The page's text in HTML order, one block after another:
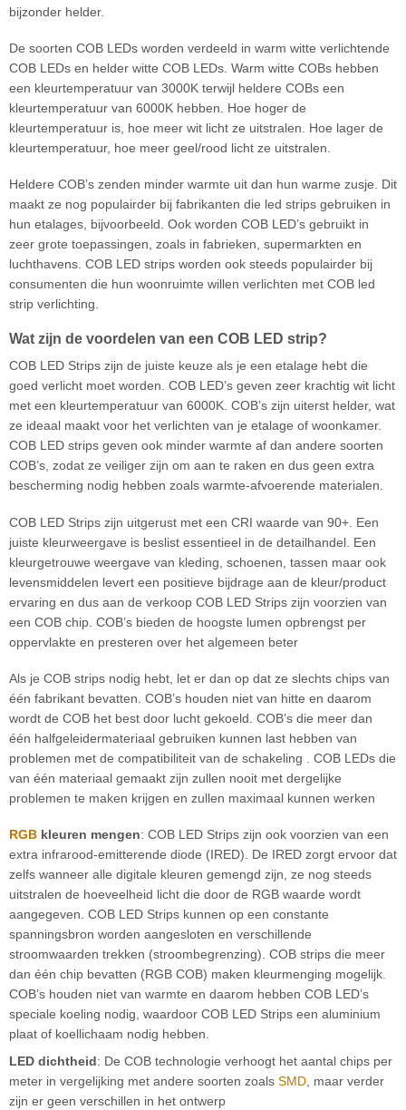
bijzonder helder.
De soorten COB LEDs worden verdeeld in warm witte verlichtende
COB LEDs en helder witte COB LEDs. Warm witte COBs hebben
een kleurtemperatuur van 3000K terwijl heldere COBs een
kleurtemperatuur van 6000K hebben. Hoe hoger de
kleurtemperatuur is, hoe meer wit licht ze uitstralen. Hoe lager de
kleurtemperatuur, hoe meer geel/rood licht ze uitstralen.
Heldere COB’s zenden minder warmte uit dan hun warme zusje. Dit
maakt ze nog populairder bij fabrikanten die led strips gebruiken in
hun etalages, bijvoorbeeld. Ook worden COB LED’s gebruikt in
zeer grote toepassingen, zoals in fabrieken, supermarkten en
luchthavens. COB LED strips worden ook steeds populairder bij
consumenten die hun woonruimte willen verlichten met COB led
strip verlichting.
Wat zijn de voordelen van een COB LED strip?
COB LED Strips zijn de juiste keuze als je een etalage hebt die
goed verlicht moet worden. COB LED’s geven zeer krachtig wit licht
met een kleurtemperatuur van 6000K. COB’s zijn uiterst helder, wat
ze ideaal maakt voor het verlichten van je etalage of woonkamer.
COB LED strips geven ook minder warmte af dan andere soorten
COB’s, zodat ze veiliger zijn om aan te raken en dus geen extra
bescherming nodig hebben zoals warmte-afvoerende materialen.
COB LED Strips zijn uitgerust met een CRI waarde van 90+. Een
juiste kleurweergave is beslist essentieel in de detailhandel. Een
kleurgetrouwe weergave van kleding, schoenen, tassen maar ook
levensmiddelen levert een positieve bijdrage aan de kleur/product
ervaring en dus aan de verkoop COB LED Strips zijn voorzien van
een COB chip. COB’s bieden de hoogste lumen opbrengst per
oppervlakte en presteren over het algemeen beter
Als je COB strips nodig hebt, let er dan op dat ze slechts chips van
één fabrikant bevatten. COB’s houden niet van hitte en daarom
wordt de COB het best door lucht gekoeld. COB’s die meer dan
één halfgeleidermateriaal gebruiken kunnen last hebben van
problemen met de compatibiliteit van de schakeling . COB LEDs die
van één materiaal gemaakt zijn zullen nooit met dergelijke
problemen te maken krijgen en zullen maximaal kunnen werken
RGB kleuren mengen: COB LED Strips zijn ook voorzien van een
extra infrarood-emitterende diode (IRED). De IRED zorgt ervoor dat
zelfs wanneer alle digitale kleuren gemengd zijn, ze nog steeds
uitstralen de hoeveelheid licht die door de RGB waarde wordt
aangegeven. COB LED Strips kunnen op een constante
spanningsbron worden aangesloten en verschillende
stroomwaarden trekken (stroombegrenzing). COB strips die meer
dan één chip bevatten (RGB COB) maken kleurmenging mogelijk.
COB’s houden niet van warmte en daarom hebben COB LED’s
speciale koeling nodig, waardoor COB LED Strips een aluminium
plaat of koellichaam nodig hebben.
LED dichtheid: De COB technologie verhoogt het aantal chips per
meter in vergelijking met andere soorten zoals SMD, maar verder
zijn er geen verschillen in het ontwerp